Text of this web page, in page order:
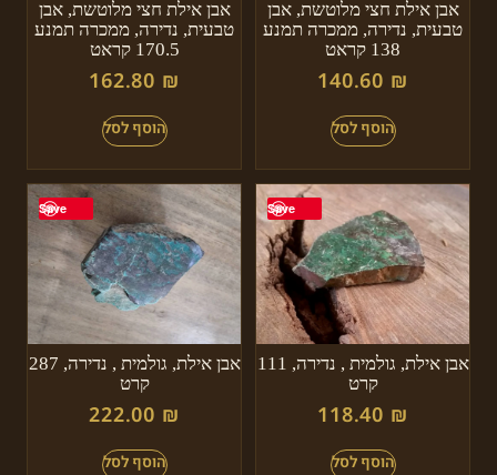
אבן אילת חצי מלוטשת, אבן
טבעית, נדירה, ממכרה תמנע
138 קראט
140.60 ₪
אבן אילת חצי מלוטשת, אבן
טבעית, נדירה, ממכרה תמנע
170.5 קראט
162.80 ₪
Save
אבן אילת, גולמית , נדירה, 111
קרט
118.40 ₪
Save
אבן אילת, גולמית , נדירה, 287
קרט
222.00 ₪